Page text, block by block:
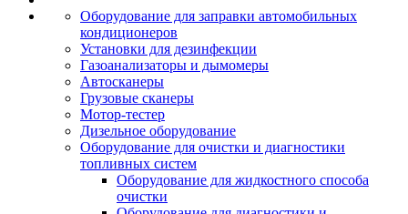
Оборудование для заправки автомобильных
кондиционеров
Установки для дезинфекции
Газоанализаторы и дымомеры
Автосканеры
Грузовые сканеры
Мотор-тестер
Дизельное оборудование
Оборудование для очистки и диагностики
топливных систем
Оборудование для жидкостного способа
очистки